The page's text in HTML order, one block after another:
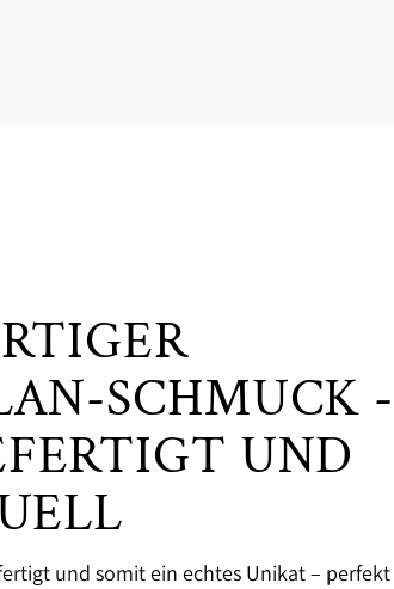
SCHMUCK -
UND
und somit ein echtes Unikat –